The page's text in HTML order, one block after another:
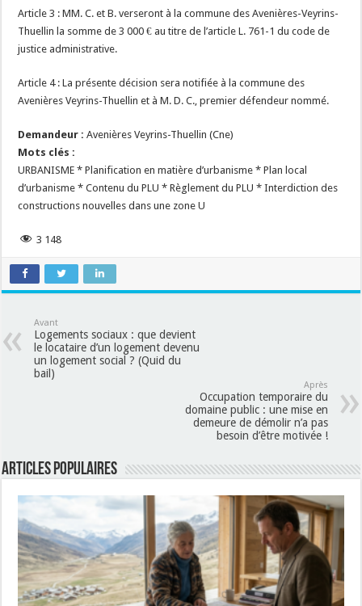
Article 3 : MM. C. et B. verseront à la commune des Avenières-Veyrins-
Thuellin la somme de 3 000 € au titre de l’article L. 761-1 du code de
justice administrative.
Article 4 : La présente décision sera notifiée à la commune des
Avenières Veyrins-Thuellin et à M. D. C., premier défendeur nommé.
Demandeur :Avenières Veyrins-Thuellin (Cne)
Mots clés :
URBANISME * Planification en matière d’urbanisme * Plan local
d’urbanisme * Contenu du PLU * Règlement du PLU * Interdiction des
constructions nouvelles dans une zone U
3 148
Avant
Logements sociaux : que devient
le locataire d’un logement devenu
un logement social ? (Quid du
bail)
Après
Occupation temporaire du
domaine public : une mise en
demeure de démolir n’a pas
besoin d’être motivée !
Articles populaires